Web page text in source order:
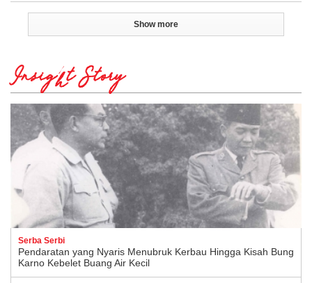
Show more
Insight Story
Serba Serbi
Pendaratan yang Nyaris Menubruk Kerbau Hingga Kisah Bung
Karno Kebelet Buang Air Kecil